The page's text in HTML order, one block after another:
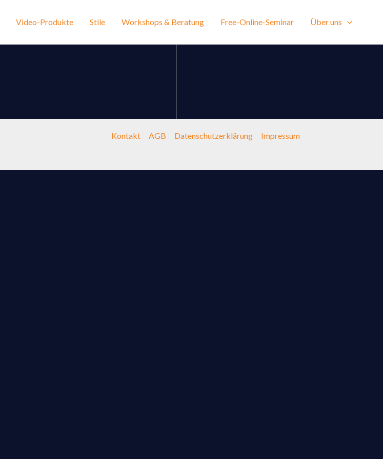
Video-Produkte Stile Workshops & Beratung Free-Online-Seminar Über uns
Kontakt AGB Datenschutzerklärung Impressum